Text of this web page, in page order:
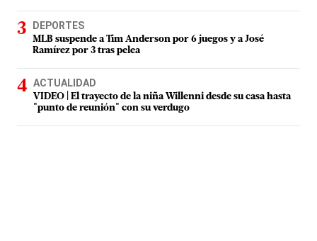
DEPORTES
MLB suspende a Tim Anderson por 6 juegos y a José
Ramírez por 3 tras pelea
ACTUALIDAD
VIDEO | El trayecto de la niña Willenni desde su casa hasta
"punto de reunión" con su verdugo